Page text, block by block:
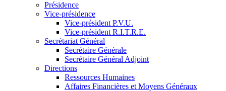
Présidence
Vice-présidence
Vice-président P.V.U.
Vice-président R.I.T.R.E.
Secrétariat Général
Secrétaire Générale
Secrétaire Général Adjoint
Directions
Ressources Humaines
Affaires Financières et Moyens Généraux